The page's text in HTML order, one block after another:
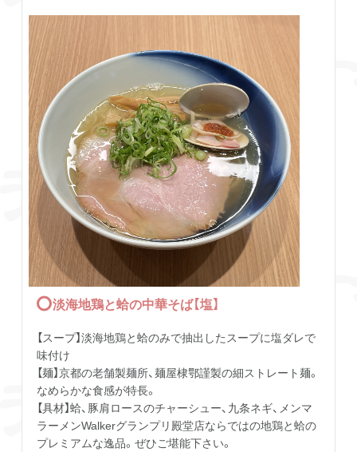
淡海地鶏と蛤の中華そば【塩】
【スープ】淡海地鶏と蛤のみで抽出したスープに塩ダレで
味付け
【麺】京都の老舗製麺所、麺屋棣鄂謹製の細ストレート麺。
なめらかな食感が特長。
【具材】蛤、豚肩ロースのチャーシュー、九条ネギ、メンマ
ラーメンWalkerグランプリ殿堂店ならではの地鶏と蛤の
プレミアムな逸品。ぜひご堪能下さい。